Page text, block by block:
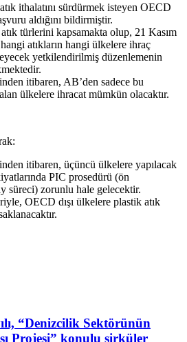
ithalatını sürdürmek isteyen OECD
aldığını bildirmiştir.
türlerini kapsamakta olup, 21 Kasım
atıkların hangi ülkelere ihraç
yetkilendirilmiş düzenlemenin
itibaren, AB’den sadece bu
ülkelere ihracat mümkün olacaktır.
itibaren, üçüncü ülkelere yapılacak
PIC prosedürü (ön
süreci) zorunlu hale gelecektir.
OECD dışı ülkelere plastik atık
“Denizcilik Sektörünün
Projesi” konulu sirküler